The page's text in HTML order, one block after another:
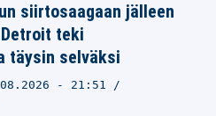
siirtosaagaan jälleen
teki
täysin selväksi
- 21:51